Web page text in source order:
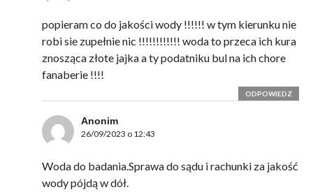
popieram co do jakości wody !!!!!! w tym kierunku nie
robi sie zupełnie nic !!!!!!!!!!!! woda to przeca ich kura
znosząca złote jajka a ty podatniku bul na ich chore
fanaberie !!!!
ODPOWIEDZ
Anonim
26/09/2023 o 12:43
Woda do badania.Sprawa do sądu i rachunki za jakość
wody pójdą w dół.